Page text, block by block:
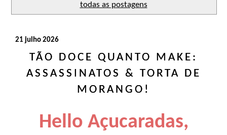
todas as postagens
21 julho 2026
TÃO DOCE QUANTO MAKE:
ASSASSINATOS & TORTA DE
MORANGO!
Hello Açucaradas,